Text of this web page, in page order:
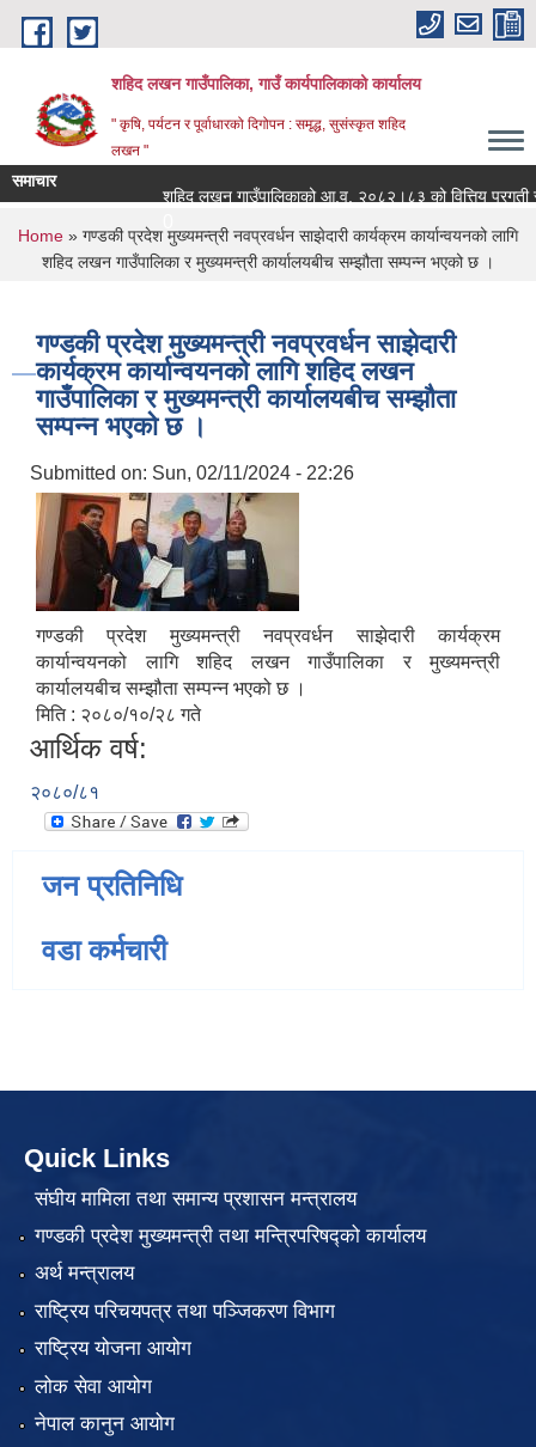
Skip to main content
शहिद लखन गाउँपालिका, गाउँ कार्यपालिकाको कार्यालय
" कृषि, पर्यटन र पूर्वाधारको दिगोपन : समृद्ध, सुसंस्कृत शहिद
लखन "
समाचार
शहिद लखन गाउँपालिकाको आ.व. २०८२।८३ को वित्तिय प्रगती
0
You are here
Home » गण्डकी प्रदेश मुख्यमन्त्री नवप्रवर्धन साझेदारी कार्यक्रम कार्यान्वयनको लागि
शहिद लखन गाउँपालिका र मुख्यमन्त्री कार्यालयबीच सम्झौता सम्पन्न भएको छ ।
गण्डकी प्रदेश मुख्यमन्त्री नवप्रवर्धन साझेदारी
कार्यक्रम कार्यान्वयनको लागि शहिद लखन
गाउँपालिका र मुख्यमन्त्री कार्यालयबीच सम्झौता
सम्पन्न भएको छ ।
Submitted on: Sun, 02/11/2024 - 22:26
गण्डकी प्रदेश मुख्यमन्त्री नवप्रवर्धन साझेदारी कार्यक्रम
कार्यान्वयनको लागि शहिद लखन गाउँपालिका र मुख्यमन्त्री
कार्यालयबीच सम्झौता सम्पन्न भएको छ ।
मिति : २०८०/१०/२८ गते
आर्थिक वर्ष:
२०८०/८१
जन प्रतिनिधि
वडा कर्मचारी
Quick Links
संघीय मामिला तथा समान्य प्रशासन मन्त्रालय
गण्डकी प्रदेश मुख्यमन्त्री तथा मन्त्रिपरिषद्को कार्यालय
अर्थ मन्त्रालय
राष्ट्रिय परिचयपत्र तथा पञ्जिकरण विभाग
राष्ट्रिय योजना आयोग
लोक सेवा आयोग
नेपाल कानुन आयोग